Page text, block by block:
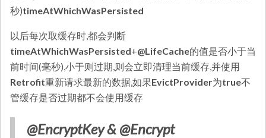
秒)timeAtWhichWasPersisted
以后每次取缓存时,都会判断
timeAtWhichWasPersisted+@LifeCache的值是否小于当
前时间(毫秒),小于则过期,则会立即清理当前缓存,并使用
Retrofit重新请求最新的数据,如果EvictProvider为true不
管缓存是否过期都不会使用缓存
@EncryptKey & @Encrypt